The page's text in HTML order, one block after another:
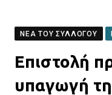
ΝΈΑ ΤΟΥ ΣΥΛΛΌΓΟΥ
Επιστολή
υπαγωγή